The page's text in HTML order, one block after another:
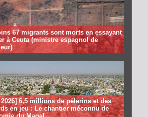
67 migrants sont morts en essayant
à Ceuta (ministre espagnol de
6,5 millions de pèlerins et des
en jeu : Le chantier méconnu de